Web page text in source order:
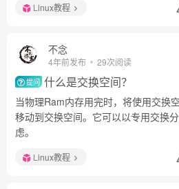
Linux教程
不念
4年前发布 29次阅读
提问 什么是交换空间？
当物理Ram内存用完时，将使用交换
移动到交换空间。它可以以专用交换
虑。
Linux教程